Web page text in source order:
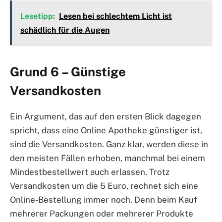
Lesetipp: Lesen bei schlechtem Licht ist
schädlich für die Augen
Grund 6 – Günstige
Versandkosten
Ein Argument, das auf den ersten Blick dagegen
spricht, dass eine Online Apotheke günstiger ist,
sind die Versandkosten. Ganz klar, werden diese in
den meisten Fällen erhoben, manchmal bei einem
Mindestbestellwert auch erlassen. Trotz
Versandkosten um die 5 Euro, rechnet sich eine
Online-Bestellung immer noch. Denn beim Kauf
mehrerer Packungen oder mehrerer Produkte